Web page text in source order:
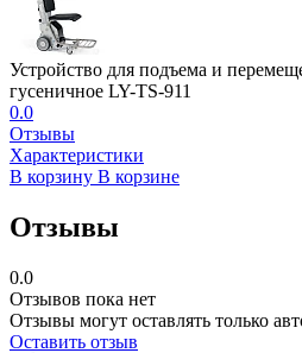
Устройство для подъема и
гусеничное LY-TS-911
0.0
Отзывы
Характеристики
В корзину В корзине
Отзывы
0.0
Отзывов пока нет
Отзывы могут оставлять только
Оставить отзыв